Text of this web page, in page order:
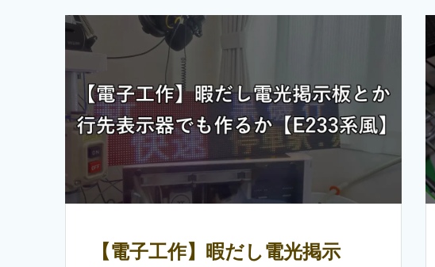
【電子工作】暇だし電光掲示